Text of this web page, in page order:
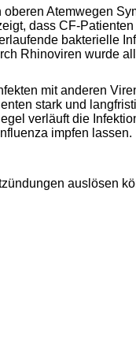
Atemwegen
dass CF-
bakterielle
Rhinoviren wurde
mit anderen
stark und
verläuft die
impfen lassen.
auslösen